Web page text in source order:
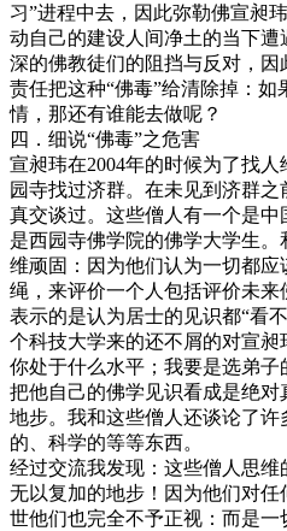
习”进程中去，因此弥勒佛宣昶
动自己的建设人间净土的当下遭
深的佛教徒们的阻挡与反对，
责任把这种“佛毒”给清除掉：
情，那还有谁能去做呢？
四．细说“佛毒”之危害
宣昶玮在2004年的时候为了找
园寺找过济群。在未见到济群
真交谈过。这些僧人有一个是
是西园寺佛学院的佛学大学生
维顽固：因为他们认为一切都
绳，来评价一个人包括评价未
表示的是认为居士的见识都“看
个科技大学来的还不屑的对宣
你处于什么水平；我要是选弟子
把他自己的佛学见识看成是绝
地步。我和这些僧人还谈论了
的、科学的等等东西。
经过交流我发现：这些僧人思维
无以复加的地步！因为他们对
世他们也完全不予正视：而是